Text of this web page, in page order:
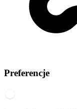
Preferencje